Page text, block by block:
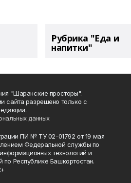
Рубрика "Еда и
напитки"
"Шаранские просторы".
сайта разрешено только с
данных
ПИ № ТУ 02-01792 от 19 мая
Федеральной службы по
технологий и
Республике Башкортостан.